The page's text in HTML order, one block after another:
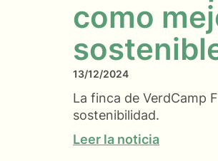
como
13/12/2024
La finca de VerdCamp
sostenibilidad.
Leer la noticia